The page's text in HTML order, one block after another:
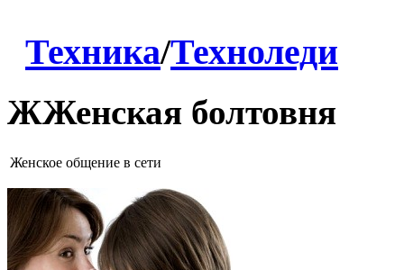
Техника/Техноледи
ЖЖенская болтовня
Женское общение в сети